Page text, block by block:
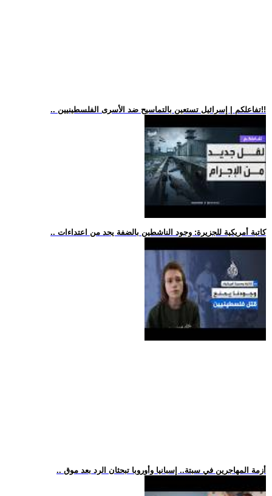
.. تفاعلكم | إسرائيل تستعين بالتماسيح ضد الأسرى الفلسطينيين!!
.. كاتبة أمريكية للجزيرة: وجود الناشطين بالضفة يحد من اعتداءات
.. أزمة المهاجرين في سبتة.. إسبانيا وأوروبا تبحثان الرد بعد موق